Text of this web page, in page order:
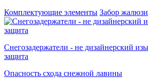
Комплектующие элементы Забор жалюзи
Снегозадержатели - не дизайнерский
защита
Опасность схода снежной лавины